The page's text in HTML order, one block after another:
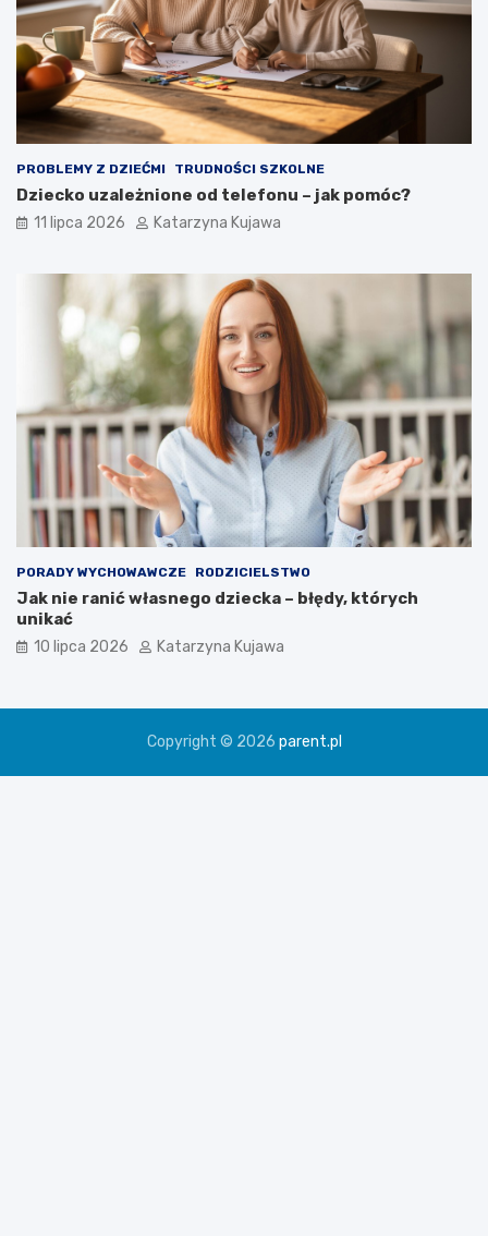
p
o
w
o
a
n
i
e
PROBLEMY Z DZIEĆMI TRUDNOŚCI SZKOLNE
Dziecko uzależnione od telefonu – jak pomóc?
11 lipca 2026 Katarzyna Kujawa
PORADY WYCHOWAWCZE RODZICIELSTWO
Jak nie ranić własnego dziecka – błędy, których
unikać
10 lipca 2026 Katarzyna Kujawa
Copyright © 2026 parent.pl